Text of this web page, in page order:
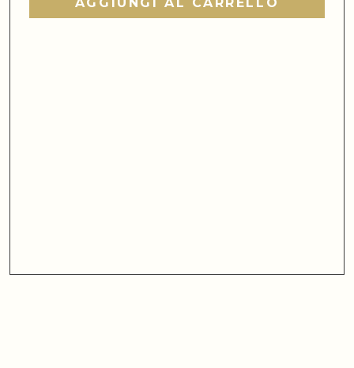
quantità
AGGIUNGI AL CARRELLO